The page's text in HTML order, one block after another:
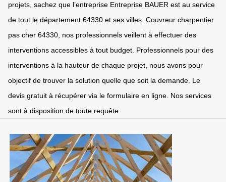
projets, sachez que l’entreprise Entreprise BAUER est au service
de tout le département 64330 et ses villes. Couvreur charpentier
pas cher 64330, nos professionnels veillent à effectuer des
interventions accessibles à tout budget. Professionnels pour des
interventions à la hauteur de chaque projet, nous avons pour
objectif de trouver la solution quelle que soit la demande. Le
devis gratuit à récupérer via le formulaire en ligne. Nos services
sont à disposition de toute requête.